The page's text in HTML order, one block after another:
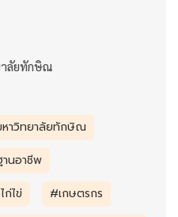
าลัยทักษิณ
าวิทยาลัยทักษิณ
นอาชีพ
ก่ไข่
#เกษตรกร